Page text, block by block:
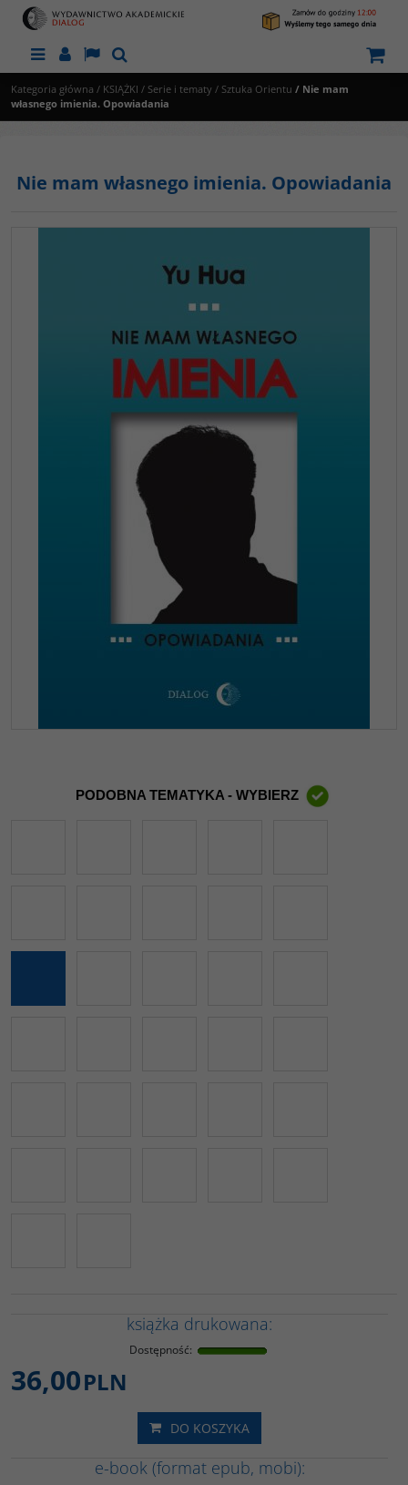
MenuPanelLangSzukaj
Kategoria główna / KSIĄŻKI / Serie i tematy / Sztuka Orientu / Nie mam
własnego imienia. Opowiadania
Nie mam własnego imienia. Opowiadania
PODOBNA TEMATYKA - WYBIERZ
książka drukowana:
Dostępność:
36,00PLN
DO KOSZYKA
e-book (format epub, mobi):